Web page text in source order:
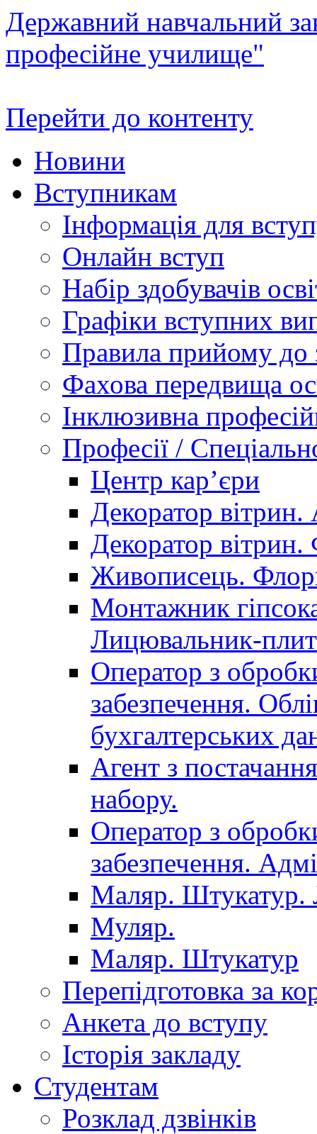
Державний навчальний
професійне училище"
Перейти до контенту
Новини
Вступникам
Інформація для
Онлайн вступ
Набір здобувачів
Графіки вступних
Правила прийому до
Фахова передвища
Інклюзивна
Професії /
Центр кар’єри
Декоратор вітрин.
Декоратор вітрин.
Живописець.
Монтажник
Лицювальник-
Оператор з
забезпечення.
бухгалтерських
Агент з
набору.
Оператор з
забезпечення.
Маляр. Штукатур.
Муляр.
Маляр. Штукатур
Перепідготовка за
Анкета до вступу
Історія закладу
Студентам
Розклад дзвінків